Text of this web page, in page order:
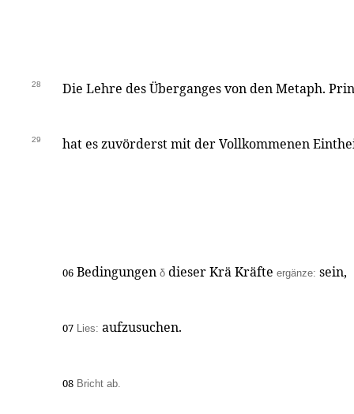
28 Die Lehre des Überganges von den Metaph.
29 hat es zuvörderst mit der Vollkommenen
06 Bedingungen δ dieser Krä Kräfte ergänze: sein,
07 Lies: aufzusuchen.
08 Bricht ab.